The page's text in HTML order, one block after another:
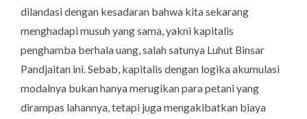
dilandasi dengan kesadaran bahwa kita sekarang
menghadapi musuh yang sama, yakni kapitalis
penghamba berhala uang, salah satunya Luhut Binsar
Pandjaitan ini. Sebab, kapitalis dengan logika akumulasi
modalnya bukan hanya merugikan para petani yang
dirampas lahannya, tetapi juga mengakibatkan biaya